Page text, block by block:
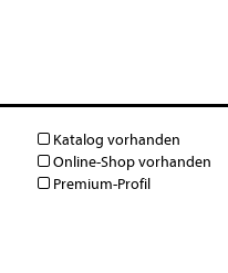
Katalog vorhanden
Online-Shop vorhanden
Premium-Profil